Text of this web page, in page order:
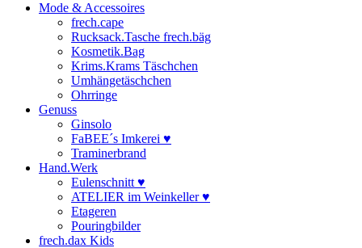
Mode & Accessoires
frech.cape
Rucksack.Tasche frech.bäg
Kosmetik.Bag
Krims.Krams Täschchen
Umhängetäschchen
Ohrringe
Genuss
Ginsolo
FaBEE´s Imkerei ♥
Traminerbrand
Hand.Werk
Eulenschnitt ♥
ATELIER im Weinkeller ♥
Etageren
Pouringbilder
frech.dax Kids